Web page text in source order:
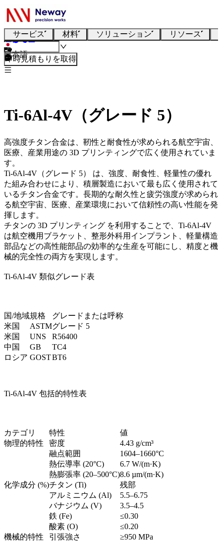
サービス 材料 ソリューション リソース
日本語
即時見積もりを取得
Ti-6Al-4V（グレード 5）
高強度チタン合金は、靭性と耐食性が求められる航空宇宙、
医療、産業用途の 3D プリンティングで広く使用されていま
す。
Ti-6Al-4V（グレード 5）
は、強度、耐食性、軽量性の優れ
た組み合わせにより、積層製造において最も広く使用されて
いるチタン合金です。長期的な耐久性と疲労強度が求められ
る航空宇宙、医療、産業環境において信頼性の高い性能を発
揮します。
チタンの 3D プリンティング を利用することで、Ti-6Al-4V
は航空機用ブラケット、整形外科用インプラント、軽量構造
部品などの高性能部品の効率的な生産を可能にし、精度と機
械的完全性の両方を実現します。
Ti-6Al-4V 類似グレード表
国/地域規格
グレードまたは呼称
米国
ASTMグレード 5
米国
UNS
R56400
中国
GB
TC4
ロシア GOSTBT6
Ti-6Al-4V 包括的特性表
カテゴリ 特性
値
物理的特性
密度
4.43 g/cm³
融点範囲
1604–1660°C
熱伝導率 (20°C)
6.7 W/(m·K)
熱膨張率 (20–500°C)8.6 µm/(m·K)
化学成分 (%)チタン (Ti)
残部
アルミニウム (Al)
5.5–6.75
バナジウム (V)
3.5–4.5
鉄 (Fe)
≤0.30
酸素 (O)
≤0.20
機械的特性
引張強さ
≥950 MPa